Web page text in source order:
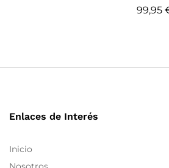
99,95
Enlaces de Interés
Inicio